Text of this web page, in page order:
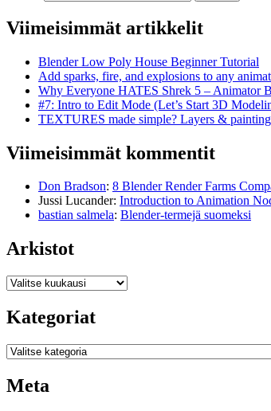
Viimeisimmät artikkelit
Blender Low Poly House Beginner Tutorial
Add sparks, fire, and explosions to any
Why Everyone HATES Shrek 5 – Animator
#7: Intro to Edit Mode (Let’s Start 3D
TEXTURES made simple? Layers &
Viimeisimmät kommentit
Don Bradson: 8 Blender Render Farms
Jussi Lucander: Introduction to Animation
bastian salmela: Blender-termejä suomeksi
Arkistot
Arkistot
Kategoriat
Kategoriat
Meta